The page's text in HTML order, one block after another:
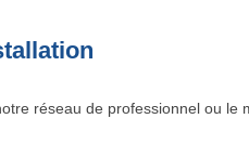
réseau de professionnel ou le